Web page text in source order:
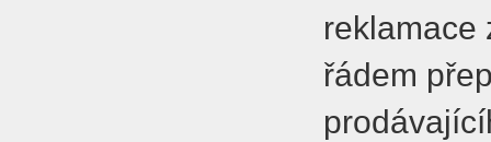
reklamace
řádem